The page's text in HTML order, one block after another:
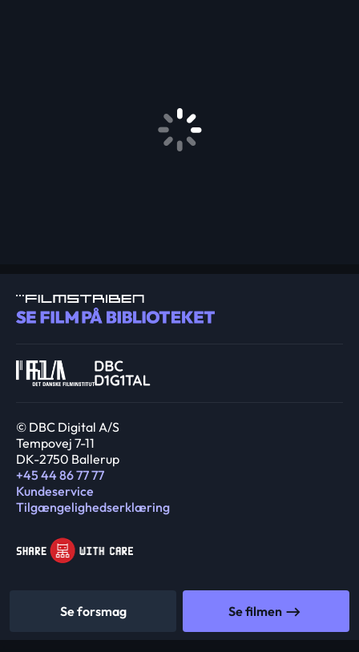
Se forsmag Se filmen
© DBC Digital A/S
Tempovej 7-11
DK-2750 Ballerup
+45 44 86 77 77
Kundeservice
Tilgængelighedserklæring